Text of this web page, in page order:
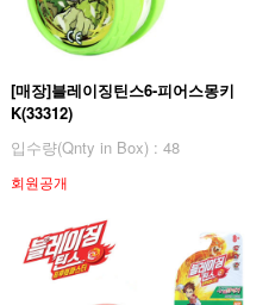
[매장]블레이징틴스6-피어스몽키
K(33312)
입수량(Qnty in Box) : 48
회원공개